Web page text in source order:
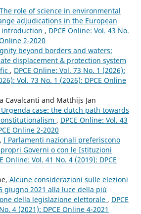
The role of science in environmental
adjudications in the European
introduction , DPCE Online: Vol. 43 No.
2-2020
beyond borders and waters:
displacement & protection system
, DPCE Online: Vol. 73 No. 1 (2026):
Vol. 73 No. 1 (2026): DPCE Online
Cavalcanti and Matthijs Jan
case: the dutch path towards
, DPCE Online: Vol. 43
Online 2-2020
I Parlamenti nazionali preferiscono
Governi o con le Istituzioni
Online: Vol. 41 No. 4 (2019): DPCE
Alcune considerazioni sulle elezioni
giugno 2021 alla luce della più
della legislazione elettorale , DPCE
4 (2021): DPCE Online 4-2021